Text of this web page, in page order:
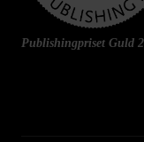
Publishingpriset Guld